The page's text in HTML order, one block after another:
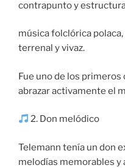
contrapunto y
música folclórica
terrenal y vivaz.
Fue uno de los
abrazar activamente el
2. Don melódico
Telemann tenía un don
melodías memorables y